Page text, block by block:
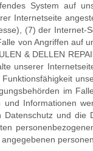
System auf
Internetseite
(7) der Internet-
von Angriffen auf
& DELLEN
unserer
im
Informationen
und